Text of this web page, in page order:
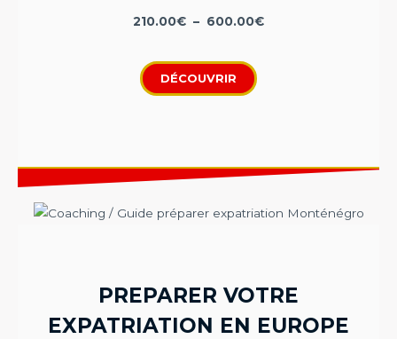
210.00€ – 600.00€
DÉCOUVRIR
PREPARER VOTRE
EXPATRIATION EN EUROPE